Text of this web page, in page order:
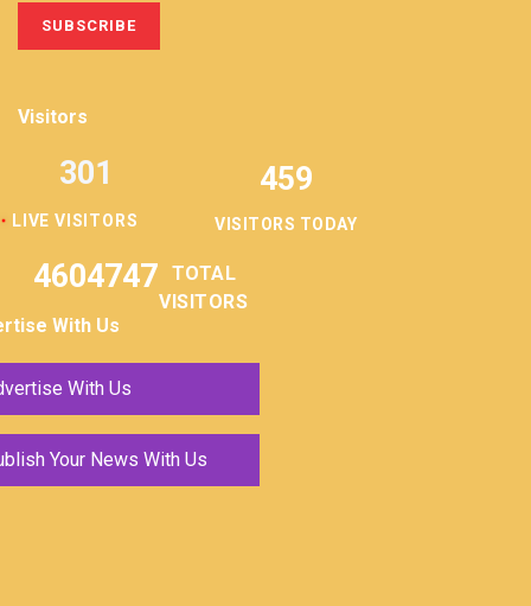
Visitors
LIVE VISITORS
301 459
VISITORS TODAY
4604747
TOTAL
VISITORS
With Us
With Us
Your News With Us